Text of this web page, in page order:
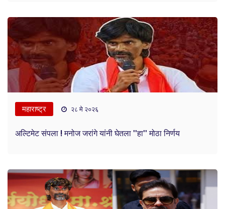
महाराष्ट्र २८ मे २०२६
अल्टिमेट संपला ! मनोज जरांगे यांनी घेतला ''हा'' मोठा निर्णय